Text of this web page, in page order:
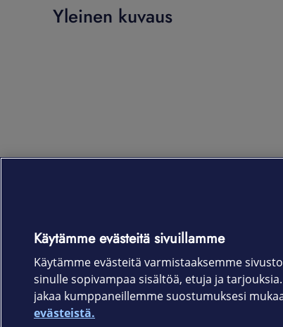
Yleinen kuvaus
Käytämme evästeitä sivuillamme
Käytämme evästeitä varmistaaksemme
sinulle sopivampaa sisältöä, etuja ja
jakaa kumppaneillemme suostumuksesi
evästeistä.